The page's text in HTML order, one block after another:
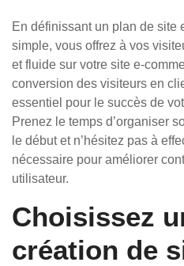
En définissant un plan de site
simple, vous offrez à vos
et fluide sur votre site e-
conversion des visiteurs en
essentiel pour le succès de
Prenez le temps d’organiser
le début et n’hésitez pas à
nécessaire pour améliorer
utilisateur.
Choisissez
création de